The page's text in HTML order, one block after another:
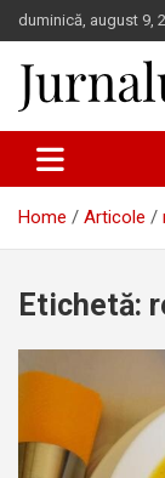
Skip
to
content
duminică, august 9,
Jurnalul
Home Articole
Etichetă: